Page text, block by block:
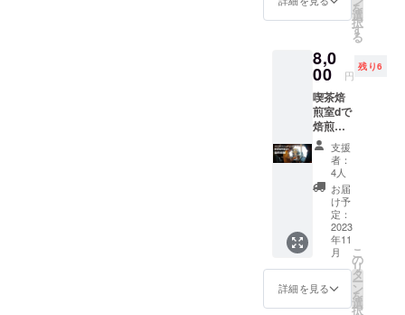
DONGR
(滋賀県
湖南市
1-5-7)
日程：
2023年
11月以
降、喫
茶焙煎
室dの朝
の営業
時間内
にて 有
効期
限：
11月末
ヒー
※6〜9月
頃の夏
季限定
※コー
ヒーメ
ニュー
以外の
ドリン
クには
お使い
いただ
けませ
ん。 ※
複数人
でのご
使用可
コー
ヒー
ショッ
プ(初級)
＋珈琲
館茶考
さんの
再現メ
ニュー
『カロ
シーア
イス』
のコー
ヒー豆
付きで
す。 内
容：
DONGR
EEの器
を
選
択
す
る
8,0
00 円
残り6
喫茶焙
煎室dで
焙煎体
験する
権利。
DONGR
EEの通
常の焙
煎体験
＋喫茶
茶考さ
んの再
現メ
ニュー
『カロ
支援
者：
4人
お届
け予
定：
2023
年11
月
詳細を見る
こ
の
リ
タ
ー
ン
を
選
択